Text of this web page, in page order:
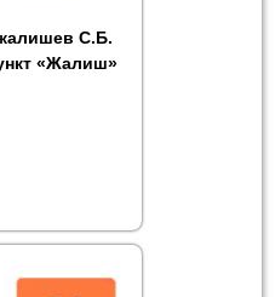
С.Б.
«Жалиш»